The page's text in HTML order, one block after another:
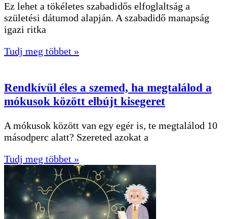
Ez lehet a tökéletes szabadidős elfoglaltság a
születési dátumod alapján. A szabadidő manapság
igazi ritka
Tudj meg többet »
Rendkívül éles a szemed, ha megtalálod a
mókusok között elbújt kisegeret
A mókusok között van egy egér is, te megtalálod 10
másodperc alatt? Szereted azokat a
Tudj meg többet »